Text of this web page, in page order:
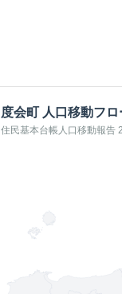
度会町 人口移動フロ
住民基本台帳人口移動報告